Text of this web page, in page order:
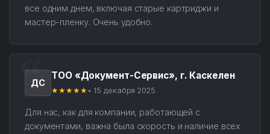
все одним днем, включая старые картриджи и
мастер-пленку. Очень удобно.
ДС
ТОО «Документ-Сервис», г. Каскелен
★★★★★ • 15 декабря 2025
Для нас, как для компании, работающей с
документами, важна была скорость и наличие всех